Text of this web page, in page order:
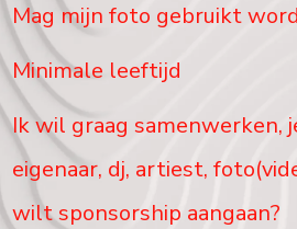
Mag mijn foto gebruikt
Minimale leeftijd
Ik wil graag samenwerken,
eigenaar, dj, artiest,
wilt sponsorship aangaan?